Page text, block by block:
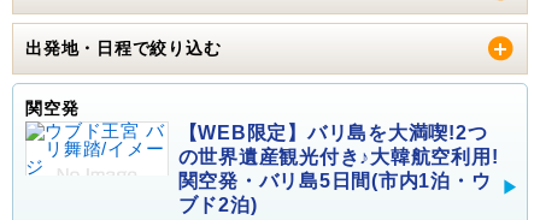
出発地・日程で絞り込む
関空発
【WEB限定】バリ島を大満喫!2つ
の世界遺産観光付き♪大韓航空利用!
関空発・バリ島5日間(市内1泊・ウ
ブド2泊)